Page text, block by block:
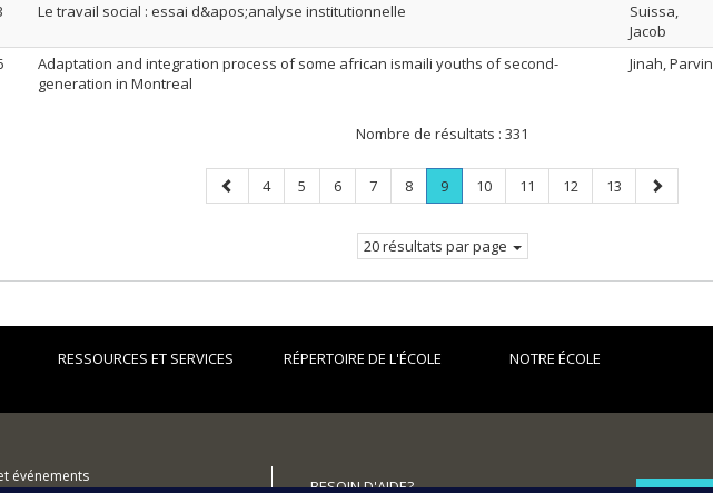
Le travail social : essai d&apos;analyse institutionnelle
Suissa,
Jacob
Adaptation and integration process of some african ismaili youths of second-
generation in Montreal
Jinah, Parvin
Nombre de résultats : 331
Page
précédente
Page
4 Page
5 Page
6 Page
7 Page
8 Page
9.
Page
Page
10 Page
11 Page
12 Page
13
Page
suivante
20 résultats par page
RESSOURCES ET SERVICES RÉPERTOIRE DE L'ÉCOLE NOTRE ÉCOLE
événements
BESOIN D'AIDE?